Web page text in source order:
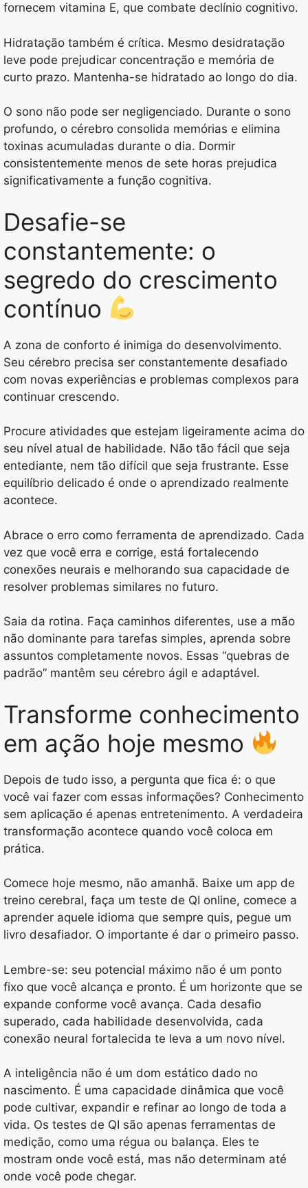
fornecem vitamina E, que combate declínio cognitivo.
Hidratação também é crítica. Mesmo desidratação
leve pode prejudicar concentração e memória de
curto prazo. Mantenha-se hidratado ao longo do dia.
O sono não pode ser negligenciado. Durante o sono
profundo, o cérebro consolida memórias e elimina
toxinas acumuladas durante o dia. Dormir
consistentemente menos de sete horas prejudica
significativamente a função cognitiva.
Desafie-se
constantemente: o
segredo do crescimento
contínuo
A zona de conforto é inimiga do desenvolvimento.
Seu cérebro precisa ser constantemente desafiado
com novas experiências e problemas complexos para
continuar crescendo.
Procure atividades que estejam ligeiramente acima do
seu nível atual de habilidade. Não tão fácil que seja
entediante, nem tão difícil que seja frustrante. Esse
equilíbrio delicado é onde o aprendizado realmente
acontece.
Abrace o erro como ferramenta de aprendizado. Cada
vez que você erra e corrige, está fortalecendo
conexões neurais e melhorando sua capacidade de
resolver problemas similares no futuro.
Saia da rotina. Faça caminhos diferentes, use a mão
não dominante para tarefas simples, aprenda sobre
assuntos completamente novos. Essas “quebras de
padrão” mantêm seu cérebro ágil e adaptável.
Transforme conhecimento
em ação hoje mesmo
Depois de tudo isso, a pergunta que fica é: o que
você vai fazer com essas informações? Conhecimento
sem aplicação é apenas entretenimento. A verdadeira
transformação acontece quando você coloca em
prática.
Comece hoje mesmo, não amanhã. Baixe um app de
treino cerebral, faça um teste de QI online, comece a
aprender aquele idioma que sempre quis, pegue um
livro desafiador. O importante é dar o primeiro passo.
Lembre-se: seu potencial máximo não é um ponto
fixo que você alcança e pronto. É um horizonte que se
expande conforme você avança. Cada desafio
superado, cada habilidade desenvolvida, cada
conexão neural fortalecida te leva a um novo nível.
A inteligência não é um dom estático dado no
nascimento. É uma capacidade dinâmica que você
pode cultivar, expandir e refinar ao longo de toda a
vida. Os testes de QI são apenas ferramentas de
medição, como uma régua ou balança. Eles te
mostram onde você está, mas não determinam até
onde você pode chegar.